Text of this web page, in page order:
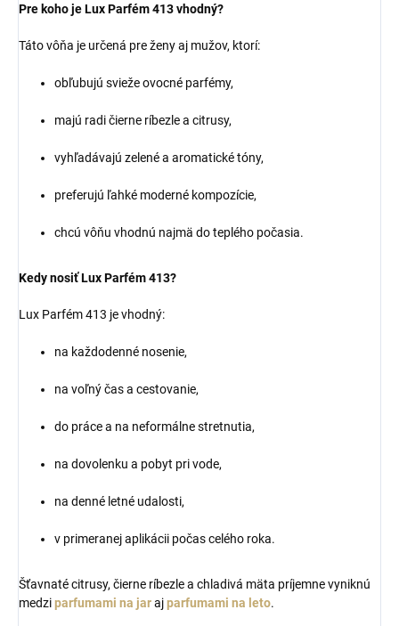
Pre koho je Lux Parfém 413 vhodný?
Táto vôňa je určená pre ženy aj mužov, ktorí:
obľubujú svieže ovocné parfémy,
majú radi čierne ríbezle a citrusy,
vyhľadávajú zelené a aromatické tóny,
preferujú ľahké moderné kompozície,
chcú vôňu vhodnú najmä do teplého počasia.
Kedy nosiť Lux Parfém 413?
Lux Parfém 413 je vhodný:
na každodenné nosenie,
na voľný čas a cestovanie,
do práce a na neformálne stretnutia,
na dovolenku a pobyt pri vode,
na denné letné udalosti,
v primeranej aplikácii počas celého roka.
Šťavnaté citrusy, čierne ríbezle a chladivá mäta príjemne vyniknú
medziparfumami na jarajparfumami na leto.